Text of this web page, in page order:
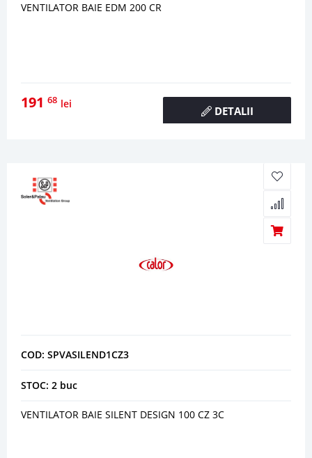
VENTILATOR BAIE EDM 200 CR
191 68 lei
DETALII
COD: SPVASILEND1CZ3
STOC: 2 buc
VENTILATOR BAIE SILENT DESIGN 100 CZ 3C